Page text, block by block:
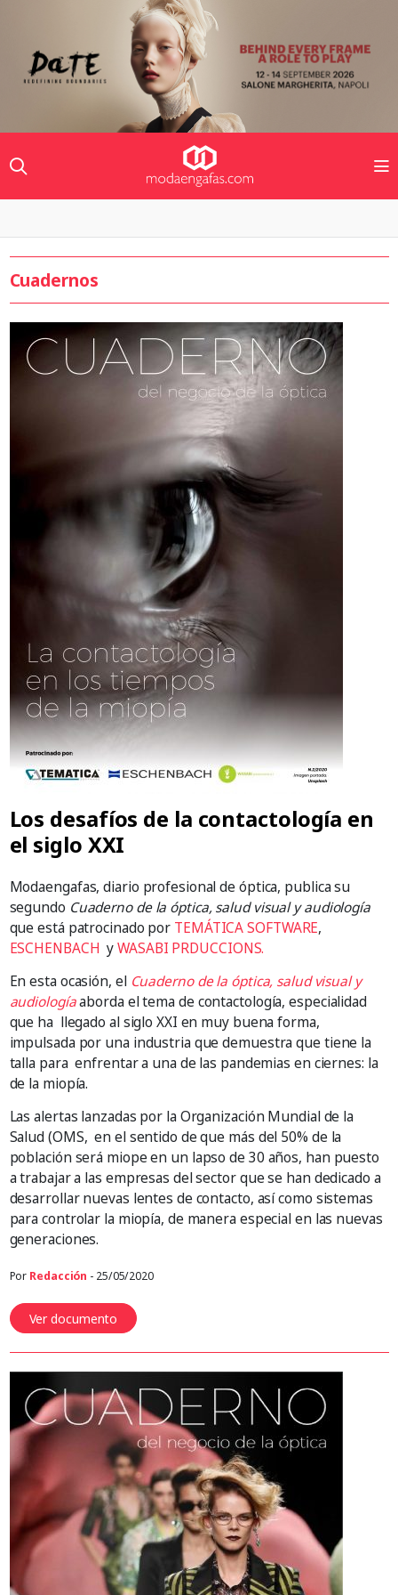
Cuadernos
Los desafíos de la contactología en
el siglo XXI
Modaengafas, diario profesional de óptica, publica su
segundo Cuaderno de la óptica, salud visual y audiología
que está patrocinado por TEMÁTICA SOFTWARE,
ESCHENBACHyWASABI PRDUCCIONS.
En esta ocasión, el Cuaderno de la óptica, salud visual y
audiologíaaborda el tema de contactología, especialidad
que ha llegado al siglo XXI en muy buena forma,
impulsada por una industria que demuestra que tiene la
talla para enfrentar a una de las pandemias en ciernes: la
de la miopía.
Las alertas lanzadas por la Organización Mundial de la
Salud (OMS, en el sentido de que más del 50% de la
población será miope en un lapso de 30 años, han puesto
a trabajar a las empresas del sector que se han dedicado a
desarrollar nuevas lentes de contacto, así como sistemas
para controlar la miopía, de manera especial en las nuevas
generaciones.
Por Redacción - 25/05/2020
Ver documento